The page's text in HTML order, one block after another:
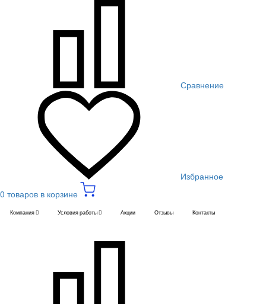
Сравнение
Избранное
0 товаров в корзине
Компания Условия работы Акции Отзывы Контакты